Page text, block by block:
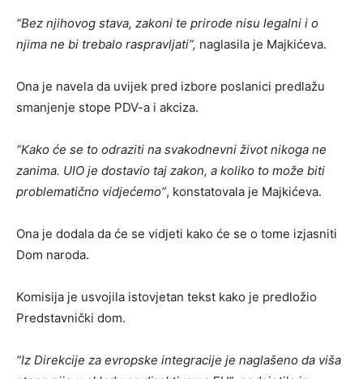
“Bez njihovog stava, zakoni te prirode nisu legalni i o
njima ne bi trebalo raspravljati”, naglasila je Majkićeva.
Ona je navela da uvijek pred izbore poslanici predlažu
smanjenje stope PDV-a i akciza.
“Kako će se to odraziti na svakodnevni život nikoga ne
zanima. UIO je dostavio taj zakon, a koliko to može biti
problematično vidjećemo”, konstatovala je Majkićeva.
Ona je dodala da će se vidjeti kako će se o tome izjasniti
Dom naroda.
Komisija je usvojila istovjetan tekst kako je predložio
Predstavnički dom.
“Iz Direkcije za evropske integracije je naglašeno da viša